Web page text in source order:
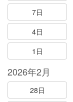
7日
4日
1日
2026年2月
28日